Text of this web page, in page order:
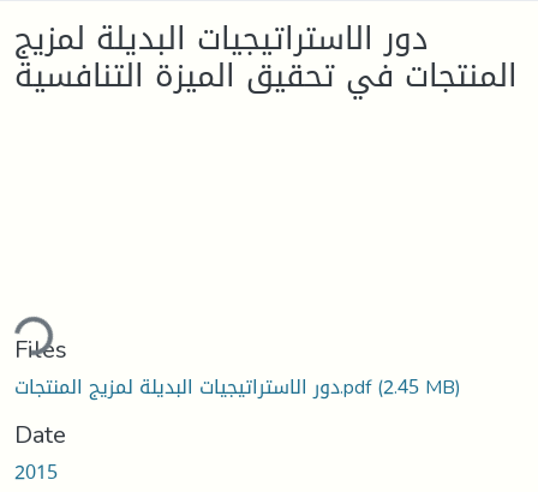
دور الاستراتيجيات البديلة لمزيج
المنتجات في تحقيق الميزة التنافسية
Files
دور الاستراتيجيات البديلة لمزيج المنتجات.pdf(2.45 MB)
Date
2015